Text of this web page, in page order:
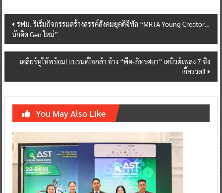
Post
navigation
รฟม. ริเริ่มกิจกรรมสร้างสรรค์สังคมยุคดิจิทัล “MRTA Young Creator…
นักคิด Gen ใหม่”
เคลียร์หูให้พร้อม! แบรนด์ใจกล้า จ้าง “พีค-ภัทรศยา” เดบิวต์เพลง 7 ซิง
เกิ้ลรวด!!
You May Also Like